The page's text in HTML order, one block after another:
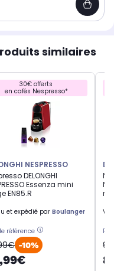
similaires
30€ offerts
en cafés Nespresso*
NESPRESSO
DELONGHI
Essenza mini
EN85.R
et expédié par Boulanger
référence
-10%